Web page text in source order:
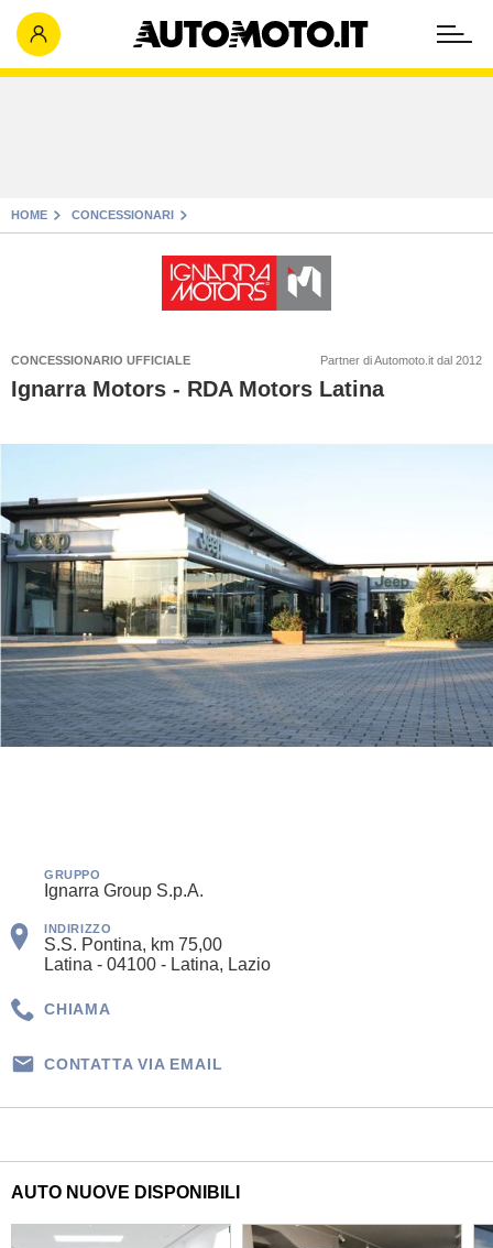
HOME CONCESSIONARI
CONCESSIONARIO UFFICIALE Partner di Automoto.it dal 2012
Ignarra Motors - RDA Motors Latina
GRUPPO
Ignarra Group S.p.A.
INDIRIZZO
S.S. Pontina, km 75,00
Latina - 04100 - Latina, Lazio
CHIAMA
CONTATTA VIA EMAIL
AUTO NUOVE DISPONIBILI